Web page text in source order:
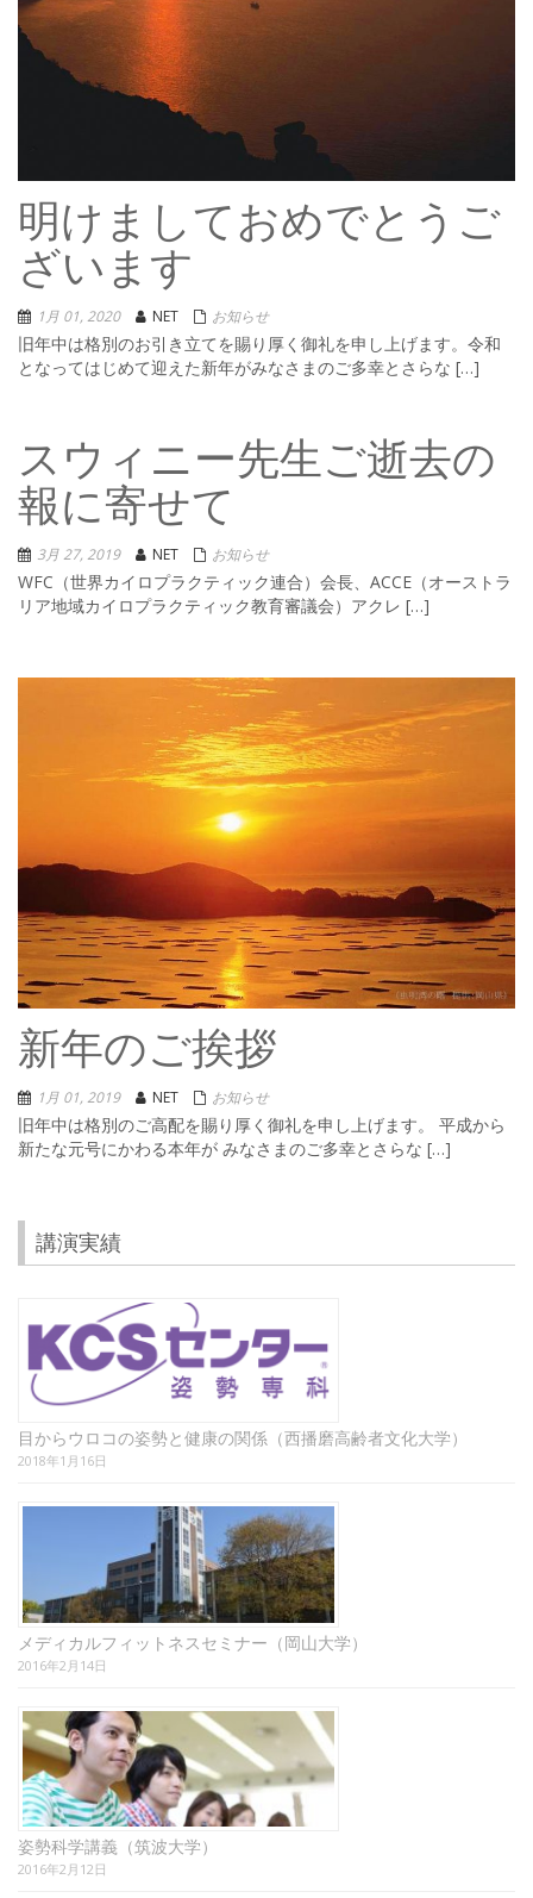
明けましておめでとうご
ざいます
1月 01, 2020 NET お知らせ
旧年中は格別のお引き立てを賜り厚く御礼を申し上げます。令和
となってはじめて迎えた新年がみなさまのご多幸とさらな […]
スウィニー先生ご逝去の
報に寄せて
3月 27, 2019 NET お知らせ
WFC（世界カイロプラクティック連合）会長、ACCE（オーストラ
リア地域カイロプラクティック教育審議会）アクレ […]
新年のご挨拶
1月 01, 2019 NET お知らせ
旧年中は格別のご高配を賜り厚く御礼を申し上げます。 平成から
新たな元号にかわる本年が みなさまのご多幸とさらな […]
講演実績
目からウロコの姿勢と健康の関係（西播磨高齢者文化大学）
2018年1月16日
メディカルフィットネスセミナー（岡山大学）
2016年2月14日
姿勢科学講義（筑波大学）
2016年2月12日